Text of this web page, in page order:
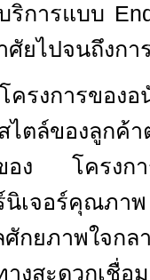
ริการแบบ
ศัยไปจนถึงกา
โครงการของ
ไตล์ของลูกค้
อง
โครง
นิเจอร์คุณภาพ
ศักยภาพใจก
างสะดวกเ